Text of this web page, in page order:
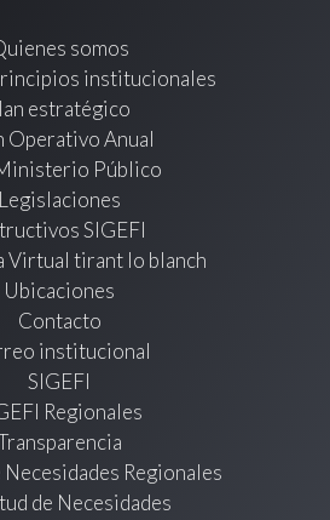
somos
institucionales
estratégico
Operativo Anual
Público
Legislaciones
SIGEFI
Virtual tirant lo blanch
Ubicaciones
Contacto
institucional
SIGEFI
Regionales
Regionales
de Necesidades